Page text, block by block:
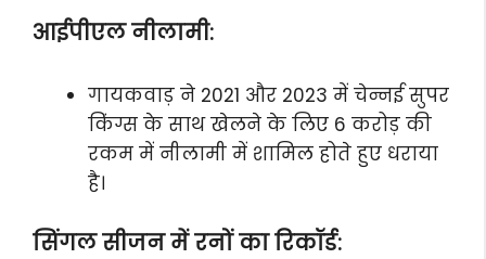
आईपीएल नीलामी:
गायकवाड़ ने 2021 और 2023 में चेन्नई सुपर
किंग्स के साथ खेलने के लिए 6 करोड़ की
रकम में नीलामी में शामिल होते हुए धराया
है।
सिंगल सीजन में रनों का रिकॉर्ड: